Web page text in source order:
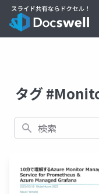
タグ
検索